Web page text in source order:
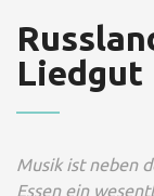
Liedgut
Musik ist neben
Essen ein